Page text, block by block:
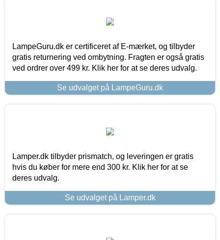
LampeGuru.dk er certificeret af E-mærket, og tilbyder
gratis returnering ved ombytning. Fragten er også gratis
ved ordrer over 499 kr. Klik her for at se deres udvalg.
Se udvalget på LampeGuru.dk
Lamper.dk tilbyder prismatch, og leveringen er gratis
hvis du køber for mere end 300 kr. Klik her for at se
deres udvalg.
Se udvalget på Lamper.dk